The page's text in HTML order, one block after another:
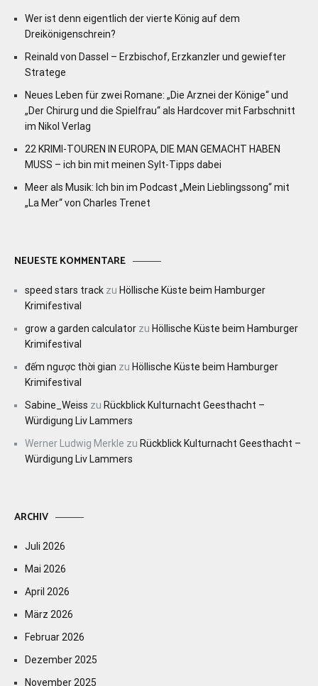
Wer ist denn eigentlich der vierte König auf dem
Dreikönigenschrein?
Reinald von Dassel – Erzbischof, Erzkanzler und gewiefter
Stratege
Neues Leben für zwei Romane: „Die Arznei der Könige“ und
„Der Chirurg und die Spielfrau“ als Hardcover mit Farbschnitt
im Nikol Verlag
22 KRIMI-TOUREN IN EUROPA, DIE MAN GEMACHT HABEN
MUSS – ich bin mit meinen Sylt-Tipps dabei
Meer als Musik: Ich bin im Podcast „Mein Lieblingssong“ mit
„La Mer“ von Charles Trenet
NEUESTE KOMMENTARE
speed stars track zu Höllische Küste beim Hamburger
Krimifestival
grow a garden calculator zu Höllische Küste beim Hamburger
Krimifestival
đếm ngược thời gian zu Höllische Küste beim Hamburger
Krimifestival
Sabine_Weiss zu Rückblick Kulturnacht Geesthacht –
Würdigung Liv Lammers
Werner Ludwig Merkle zu Rückblick Kulturnacht Geesthacht –
Würdigung Liv Lammers
ARCHIV
Juli 2026
Mai 2026
April 2026
März 2026
Februar 2026
Dezember 2025
November 2025